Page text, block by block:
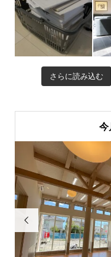
さらに読み込む
今
